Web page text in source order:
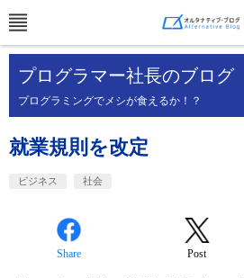
プログラマー社長のブログ
プログラミングでメシが食えるか！？
就業規則を改定
ビジネス 社会
Share Post